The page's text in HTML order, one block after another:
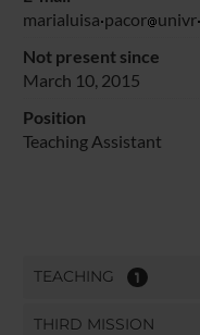
marialuisa pacor univr
Not present since
March 10, 2015
Position
Teaching Assistant
TEACHING 1
THIRD MISSION